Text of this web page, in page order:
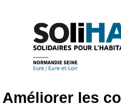
Améliorer les